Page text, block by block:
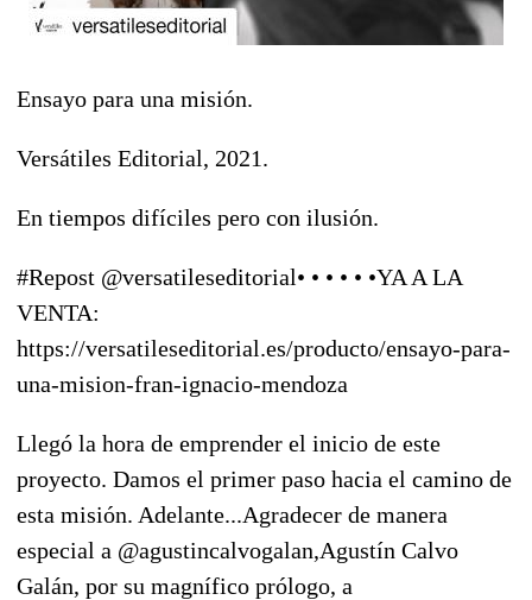
Ensayo para una misión.
Versátiles Editorial, 2021.
En tiempos difíciles pero con ilusión.
#Repost @versatileseditorial• • • • • •YA A LA
VENTA:
https://versatileseditorial.es/producto/ensayo-para-
una-mision-fran-ignacio-mendoza
Llegó la hora de emprender el inicio de este
proyecto. Damos el primer paso hacia el camino de
esta misión. Adelante...Agradecer de manera
especial a @agustincalvogalan,Agustín Calvo
Galán, por su magnífico prólogo, a